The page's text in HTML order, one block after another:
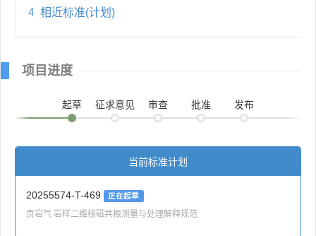
4 相近标准(计划)
项目进度
起草 征求意见 审查 批准 发布
当前标准计划
20255574-T-469 正在起草
页岩气 岩样二维核磁共振测量与处理解释规范